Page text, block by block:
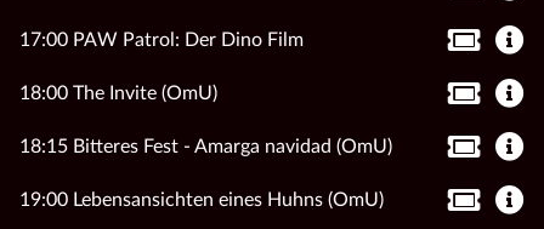
17:00 PAW Patrol: Der Dino Film
18:00 The Invite (OmU)
18:15 Bitteres Fest - Amarga navidad (OmU)
19:00 Lebensansichten eines Huhns (OmU)